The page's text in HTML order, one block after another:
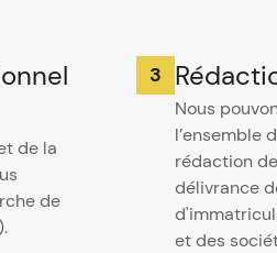
de la
de
Nous
l’ensemble
rédaction
délivrance
et des